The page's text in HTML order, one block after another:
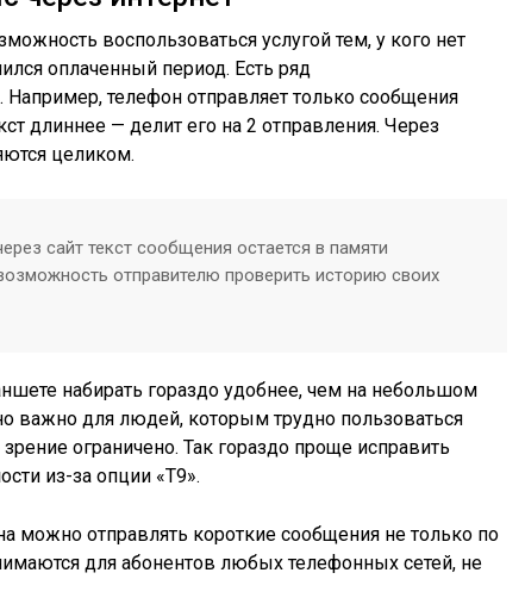
воспользоваться услугой тем, у кого нет
оплаченный период. Есть ряд
. Например, телефон отправляет только сообщения
длиннее — делит его на 2 отправления. Через
целиком.
сайт текст сообщения остается в памяти
отправителю проверить историю своих
набирать гораздо удобнее, чем на небольшом
важно для людей, которым трудно пользоваться
ограничено. Так гораздо проще исправить
из-за опции «Т9».
можно отправлять короткие сообщения не только по
для абонентов любых телефонных сетей, не